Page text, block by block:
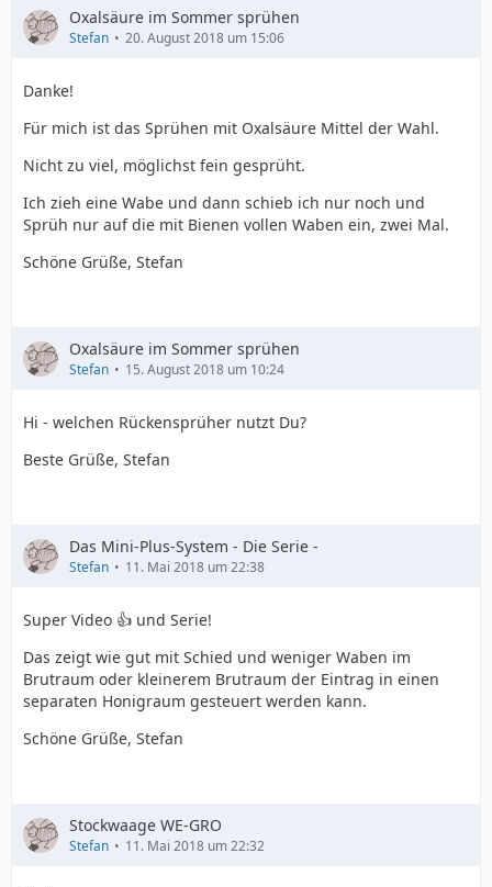
Oxalsäure im Sommer sprühen
Stefan 20. August 2018 um 15:06
Danke!
Für mich ist das Sprühen mit Oxalsäure Mittel der Wahl.
Nicht zu viel, möglichst fein gesprüht.
Ich zieh eine Wabe und dann schieb ich nur noch und
Sprüh nur auf die mit Bienen vollen Waben ein, zwei Mal.
Schöne Grüße, Stefan
Oxalsäure im Sommer sprühen
Stefan 15. August 2018 um 10:24
Hi - welchen Rückensprüher nutzt Du?
Beste Grüße, Stefan
Das Mini-Plus-System - Die Serie -
Stefan 11. Mai 2018 um 22:38
Super Video 👍 und Serie!
Das zeigt wie gut mit Schied und weniger Waben im
Brutraum oder kleinerem Brutraum der Eintrag in einen
separaten Honigraum gesteuert werden kann.
Schöne Grüße, Stefan
Stockwaage WE-GRO
Stefan 11. Mai 2018 um 22:32